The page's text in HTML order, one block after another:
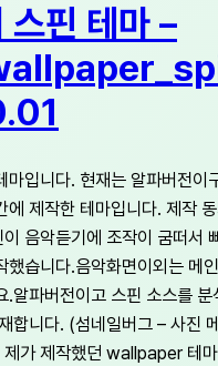
스핀 테마 –
마입니다. 현재는 알파버전이
에 제작한 테마입니다. 제작
음악듣기에 조작이 굼떠서
했습니다.음악화면이외는 메
.알파버전이고 스핀 소스를 분
합니다. (섬네일버그 – 사진
가 제작했던 wallpaper 테마